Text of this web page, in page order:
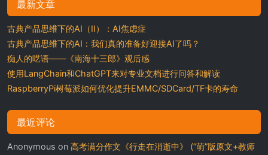
最新文章
古典产品思维下的AI（II）：AI焦虑症
古典产品思维下的AI：我们真的准备好迎接AI了吗？
痴人的呓语——《南海十三郎》观后感
使用LangChain和ChatGPT来对专业文档进行问答和解读
RaspberryPi树莓派如何优化提升EMMC/SDCard/TF卡的寿命
最近评论
Anonymous on 高考满分作文《行走在消逝中》 (“萌”版原文+教师